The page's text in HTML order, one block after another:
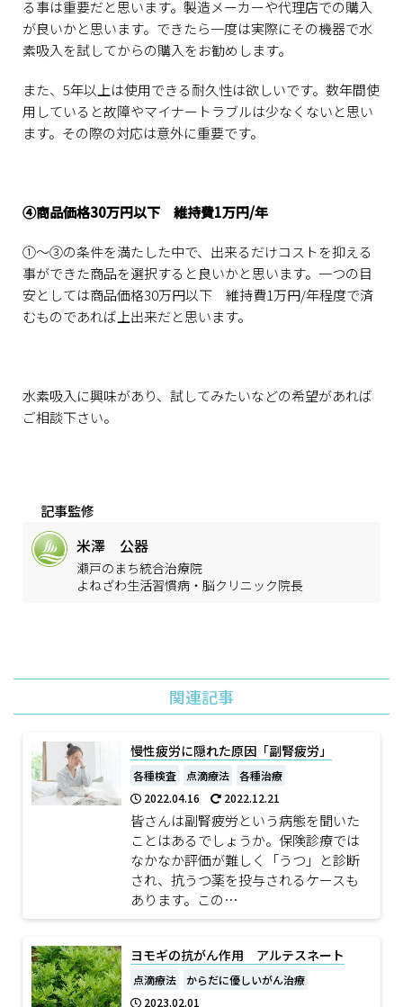
る事は重要だと思います。製造メーカーや代理店での購入
が良いかと思います。できたら一度は実際にその機器で水
素吸入を試してからの購入をお勧めします。
また、5年以上は使用できる耐久性は欲しいです。数年間使
用していると故障やマイナートラブルは少なくないと思い
ます。その際の対応は意外に重要です。
④商品価格30万円以下 維持費1万円/年
①〜③の条件を満たした中で、出来るだけコストを抑える
事ができた商品を選択すると良いかと思います。一つの目
安としては商品価格30万円以下 維持費1万円/年程度で済
むものであれば上出来だと思います。
水素吸入に興味があり、試してみたいなどの希望があれば
ご相談下さい。
記事監修
米澤 公器
瀬戸のまち統合治療院
よねざわ生活習慣病・脳クリニック院長
関連記事
慢性疲労に隠れた原因「副腎疲労」
各種検査 点滴療法
各種治療
2022.04.16
2022.12.21
皆さんは副腎疲労という病態を聞いた
ことはあるでしょうか。保険診療では
なかなか評価が難しく「うつ」と診断
され、抗うつ薬を投与されるケースも
あります。この…
ヨモギの抗がん作用 アルテスネート
点滴療法
からだに優しいがん治療
2023.02.01